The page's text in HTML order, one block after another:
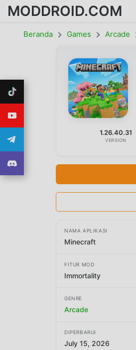
MODDROID.COM
Beranda Games Arcade
1.26.40.31
VERSION
NAMA APLIKASI
Minecraft
FITUR MOD
Immortality
GENRE
Arcade
DIPERBARUI
July 15, 2026